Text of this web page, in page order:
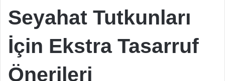
Seyahat Tutkunları
İçin Ekstra Tasarruf
Önerileri